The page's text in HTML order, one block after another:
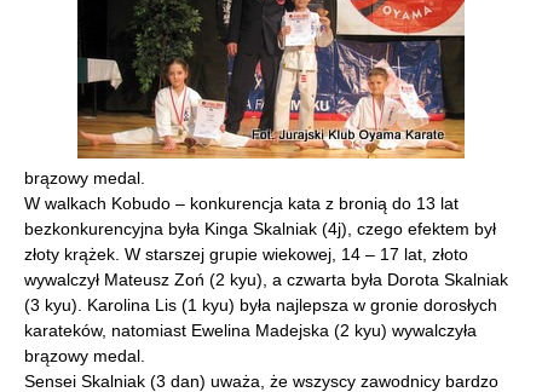
brązowy medal.
W walkach Kobudo – konkurencja kata z bronią do 13 lat
bezkonkurencyjna była Kinga Skalniak (4j), czego efektem był
złoty krążek. W starszej grupie wiekowej, 14 – 17 lat, złoto
wywalczył Mateusz Zoń (2 kyu), a czwarta była Dorota Skalniak
(3 kyu). Karolina Lis (1 kyu) była najlepsza w gronie dorosłych
karateków, natomiast Ewelina Madejska (2 kyu) wywalczyła
brązowy medal.
Sensei Skalniak (3 dan) uważa, że wszyscy zawodnicy bardzo